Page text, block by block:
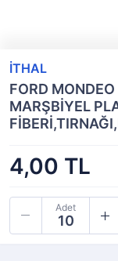
İTHAL
FORD
MARŞBİYEL
4,00 TL
Adet